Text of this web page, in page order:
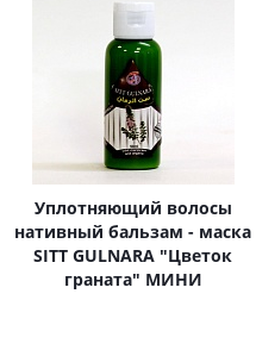
Уплотняющий волосы
нативный бальзам - маска
SITT GULNARA "Цветок
граната" МИНИ